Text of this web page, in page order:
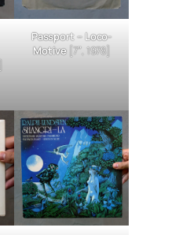
Passport –Loco-
Motive [7″, 1978]